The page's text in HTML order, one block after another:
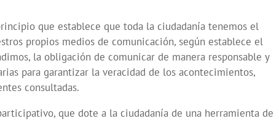
que establece que toda la ciudadanía tenemos el
propios medios de comunicación, según establece el
la obligación de comunicar de manera responsable y
para garantizar la veracidad de los acontecimientos,
consultadas.
que dote a la ciudadanía de una herramienta de